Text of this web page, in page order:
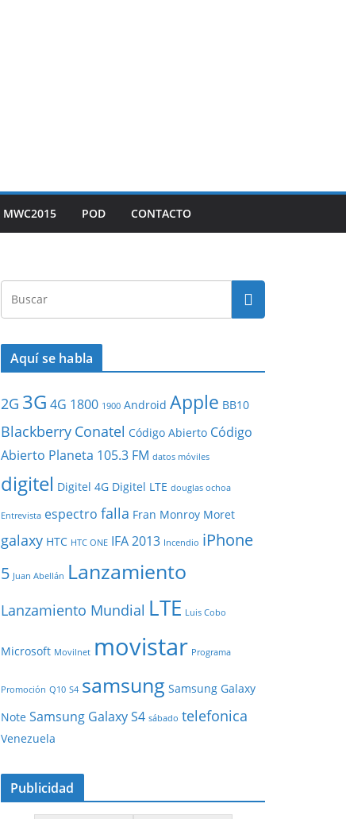
MWC2015 POD CONTACTO
Aquí se habla
2G 3G 4G 1800 1900 Android Apple BB10
Blackberry Conatel Código Abierto Código
Abierto Planeta 105.3 FM datos móviles
digitel Digitel 4G Digitel LTE douglas ochoa
Entrevista espectro falla Fran Monroy Moret
galaxy HTC HTC ONE IFA 2013 Incendio iPhone
5 Juan Abellán Lanzamiento
Lanzamiento Mundial LTE Luis Cobo
Microsoft Movilnet movistar Programa
Promoción Q10 S4 samsung Samsung Galaxy
Note Samsung Galaxy S4 sábado telefonica
Venezuela
Publicidad